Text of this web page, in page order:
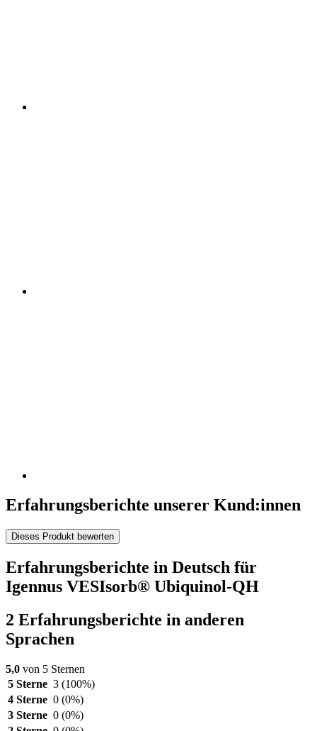
Erfahrungsberichte unserer Kund:innen
Dieses Produkt bewerten
Erfahrungsberichte in Deutsch für
Igennus VESIsorb® Ubiquinol-QH
2 Erfahrungsberichte in anderen
Sprachen
5,0 von 5 Sternen
5 Sterne 3 (100%)
4 Sterne 0 (0%)
3 Sterne 0 (0%)